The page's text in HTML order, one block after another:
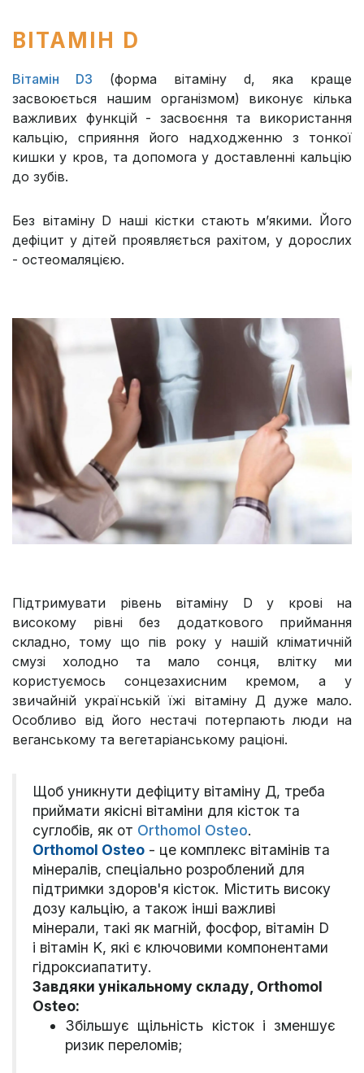
ВІТАМІН D
Вітамін D3 (форма вітаміну d, яка краще
засвоюється нашим організмом) виконує кілька
важливих функцій - засвоєння та використання
кальцію, сприяння його надходженню з тонкої
кишки у кров, та допомога у доставленні кальцію
до зубів.
Без вітаміну D наші кістки стають м’якими. Його
дефіцит у дітей проявляється рахітом, у дорослих
- остеомаляцією.
Підтримувати рівень вітаміну D у крові на
високому рівні без додаткового приймання
складно, тому що пів року у нашій кліматичній
смузі холодно та мало сонця, влітку ми
користуємось сонцезахисним кремом, а у
звичайній українській їжі вітаміну Д дуже мало.
Особливо від його нестачі потерпають люди на
веганському та вегетаріанському раціоні.
Щоб уникнути дефіциту вітаміну Д, треба
приймати якісні вітаміни для кісток та
суглобів, як от Orthomol Osteo.
Orthomol Osteo - це комплекс вітамінів та
мінералів, спеціально розроблений для
підтримки здоров'я кісток. Містить високу
дозу кальцію, а також інші важливі
мінерали, такі як магній, фосфор, вітамін D
і вітамін K, які є ключовими компонентами
гідроксиапатиту.
Завдяки унікальному складу, Orthomol
Osteo:
Збільшує щільність кісток і зменшує
ризик переломів;